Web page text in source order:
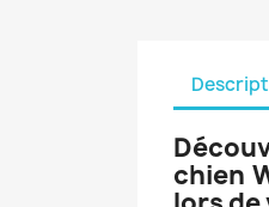
chien